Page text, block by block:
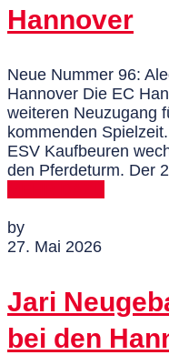
Hannover
Neue Nummer 96:
Hannover Die EC
weiteren Neuzugang
kommenden
ESV Kaufbeuren
den Pferdeturm. Der
by
27. Mai 2026
Jari
bei den